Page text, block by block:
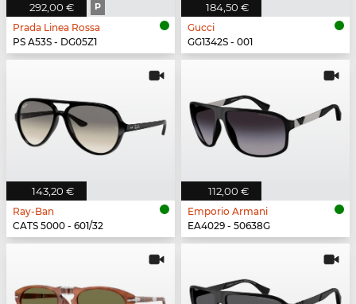
292,00 € P
Prada Linea Rossa
PS A53S - DG05Z1
184,50 €
Gucci
GG1342S - 001
143,20 €
Ray-Ban
CATS 5000 - 601/32
112,00 €
Emporio Armani
EA4029 - 50638G